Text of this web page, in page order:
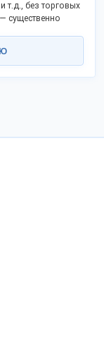
т.д., без торговых
существенно
официальный
стать